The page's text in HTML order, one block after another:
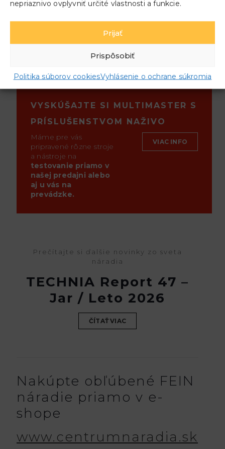
nepriaznivo ovplyvniť určité vlastnosti a funkcie.
Prijať
Prispôsobiť
Politika súborov cookiesVyhlásenie o ochrane súkromia
x 32 mm, StarlockMax
E-Cut Bi-Metall pilový list s TiN – vrstvou 50
VYSKÚŠAJTE SI MULTIMASTER S
PRÍSLUŠENSTVOM NAŽIVO
Máme pre vás
pripravené rôzne stroje
a nástroje na
testovanie priamo v
našej predajni alebo
aj u vás na
prevádzke.
VIAC INFO
Prečítajte si ďalšie novinky zo sveta
náradia
TECHNIA Report 47 –
Jar / Leto 2026
ČÍTAŤ VIAC
Nakúpte obľúbené FEIN
náradie priamo v e-
shope
www.centrumnaradia.sk